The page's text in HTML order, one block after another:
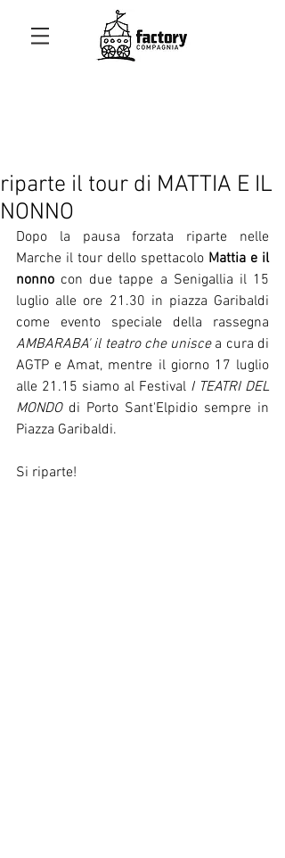
riparte il tour di MATTIA E IL
NONNO
Dopo la pausa forzata riparte nelle
Marche il tour dello spettacolo Mattia e il
nonno con due tappe a Senigallia il 15
luglio alle ore 21.30 in piazza Garibaldi
AMBARABA' il teatro che unisce a cura di
AGTP e Amat, mentre il giorno 17 luglio
alle 21.15 siamo al Festival I TEATRI DEL
MONDO di Porto Sant'Elpidio sempre in
Piazza Garibaldi.
Si riparte!